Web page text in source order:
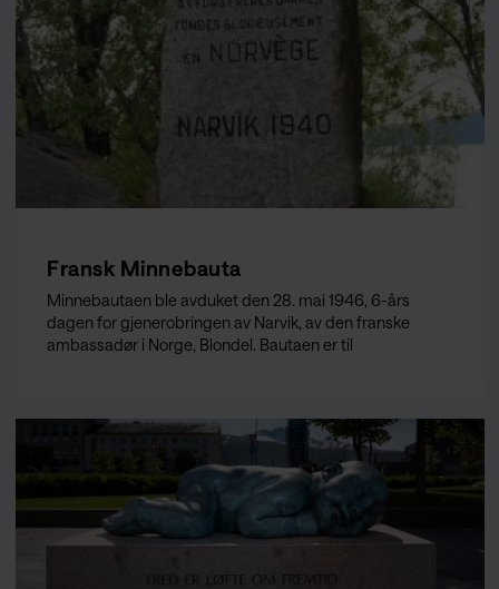
Fransk Minnebauta
Minnebautaen ble avduket den 28. mai 1946, 6-års
dagen for gjenerobringen av Narvik, av den franske
ambassadør i Norge, Blondel. Bautaen er til